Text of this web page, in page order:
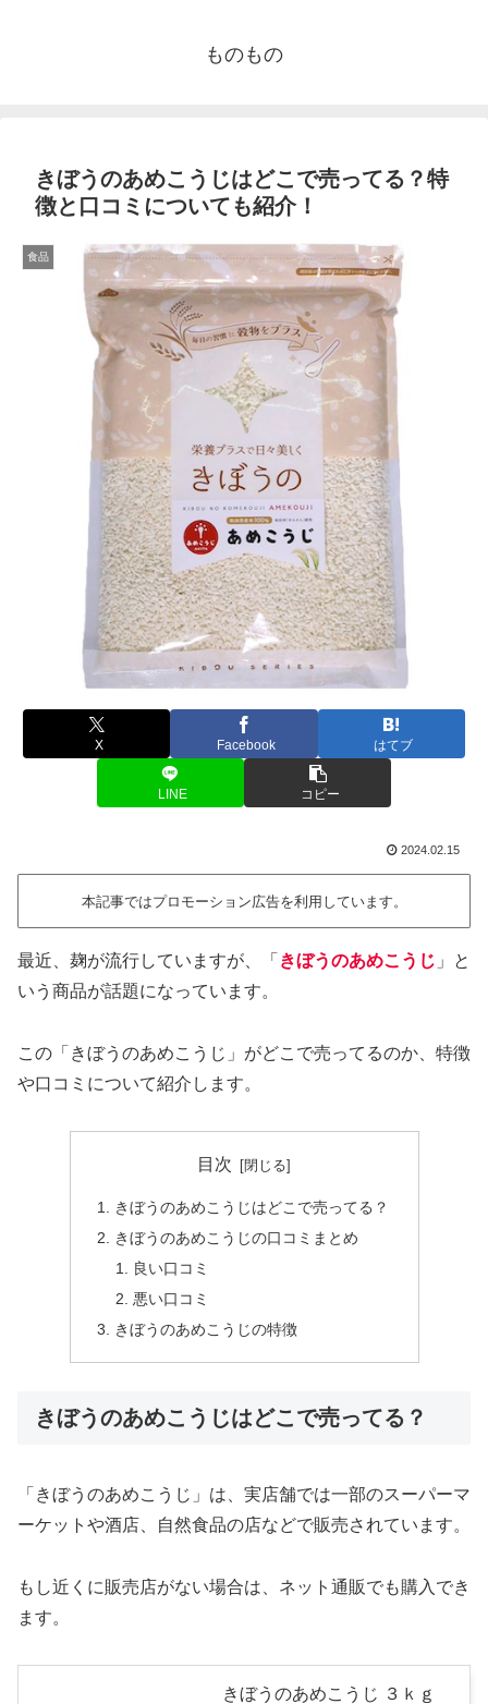
ものもの
きぼうのあめこうじはどこで売ってる？特
徴と口コミについても紹介！
食品
X Facebook はてブ
LINE コピー
2024.02.15
本記事ではプロモーション広告を利用しています。
最近、麹が流行していますが、「 きぼうのあめこうじ 」と
いう商品が話題になっています。
この「きぼうのあめこうじ」がどこで売ってるのか、特徴
や口コミについて紹介します。
目次
きぼうのあめこうじはどこで売ってる？
きぼうのあめこうじの口コミまとめ
良い口コミ
悪い口コミ
きぼうのあめこうじの特徴
きぼうのあめこうじはどこで売ってる？
「きぼうのあめこうじ」は、実店舗では一部のスーパーマ
ーケットや酒店、自然食品の店などで販売されています。
もし近くに販売店がない場合は、ネット通販でも購入でき
ます。
きぼうのあめこうじ ３ｋｇ